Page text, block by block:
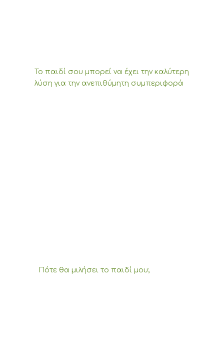
Το παιδί σου μπορεί να έχει την καλύτερη
λύση για την ανεπιθύμητη συμπεριφορά
Πότε θα μιλήσει το παιδί μου;